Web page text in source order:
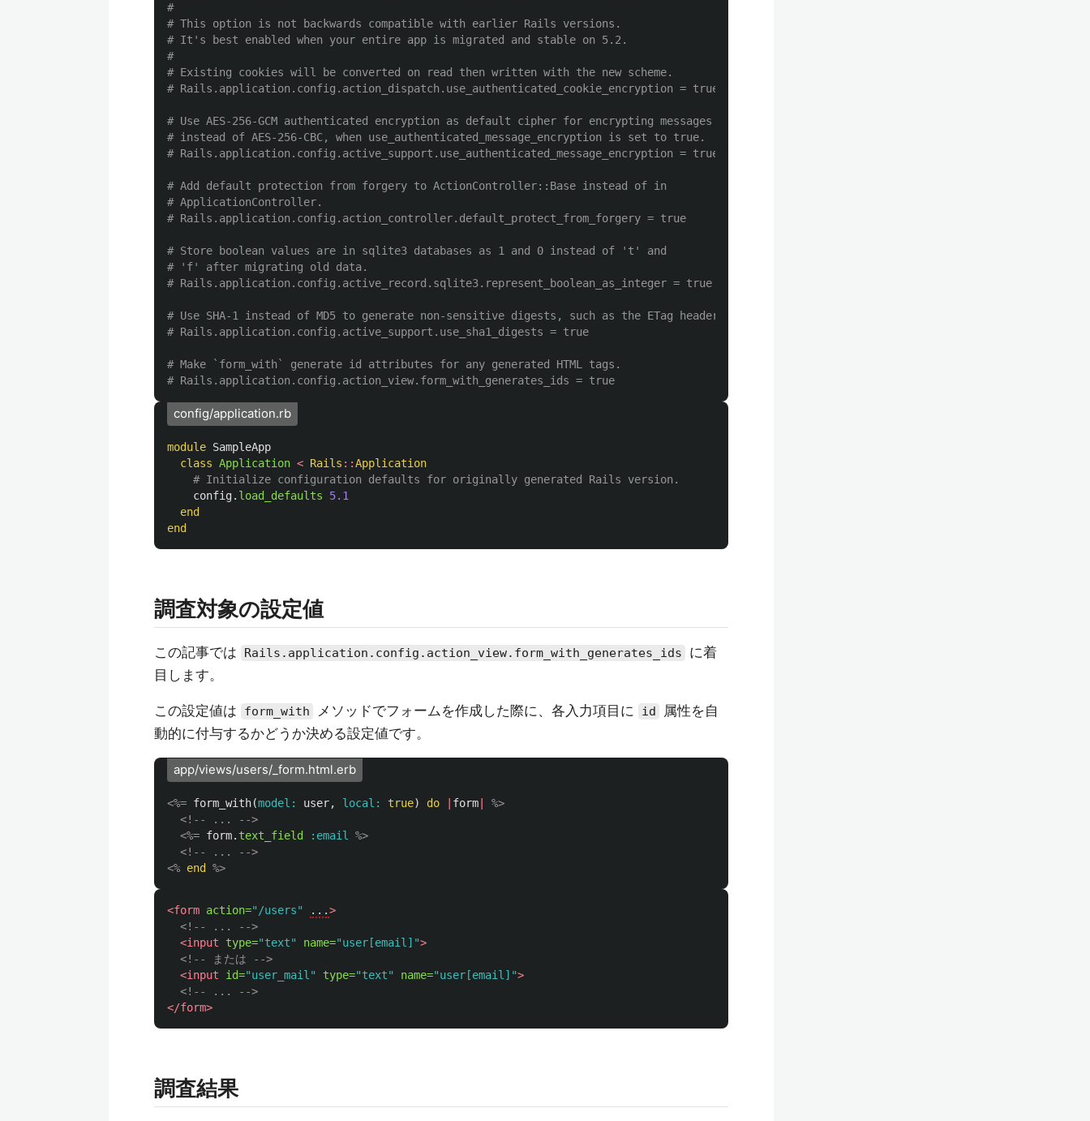
#
# This option is not backwards compatible with earlier Rails versions.
# It's best enabled when your entire app is migrated and stable on 5.2.
#
# Existing cookies will be converted on read then written with the new scheme.
# Rails.application.config.action_dispatch.use_authenticated_cookie_encryption = true
# Use AES-256-GCM authenticated encryption as default cipher for encrypting messages
# instead of AES-256-CBC, when use_authenticated_message_encryption is set to true.
# Rails.application.config.active_support.use_authenticated_message_encryption = true
# Add default protection from forgery to ActionController::Base instead of in
# ApplicationController.
# Rails.application.config.action_controller.default_protect_from_forgery = true
# Store boolean values are in sqlite3 databases as 1 and 0 instead of 't' and
# 'f' after migrating old data.
# Rails.application.config.active_record.sqlite3.represent_boolean_as_integer = true
# Use SHA-1 instead of MD5 to generate non-sensitive digests, such as the ETag header.
# Rails.application.config.active_support.use_sha1_digests = true
# Make `form_with` generate id attributes for any generated HTML tags.
# Rails.application.config.action_view.form_with_generates_ids = true
config/application.rb
module SampleApp
class Application < Rails ::Application
# Initialize configuration defaults for originally generated Rails version.
config. load_defaults
5.1
end
end
調査対象の設定値
この記事では Rails.application.config.action_view.form_with_generates_ids
に着
目します。
この設定値は form_with メソッドでフォームを作成した際に、各入力項目に id
属性を自
動的に付与するかどうか決める設定値です。
app/views/users/_form.html.erb
<%= form_with(model: user, local: true) do form
%>
<!-- ... -->
<%= form. text_field :email
%>
<!-- ... -->
<% end %>
<form action="/users" ...>
<!-- ... -->
<input
type="text" name="user[email]">
<!-- または -->
<input
id="user_mail" type="text" name="user[email]">
<!-- ... -->
</form>
調査結果